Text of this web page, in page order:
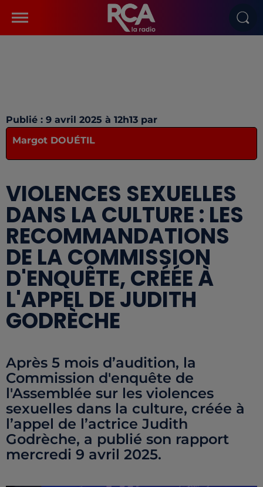
Publié : 9 avril 2025 à 12h13 par
Margot DOUÉTIL
VIOLENCES SEXUELLES
DANS LA CULTURE : LES
RECOMMANDATIONS
DE LA COMMISSION
D'ENQUÊTE, CRÉÉE À
L'APPEL DE JUDITH
GODRÈCHE
Après 5 mois d’audition, la
Commission d'enquête de
l'Assemblée sur les violences
sexuelles dans la culture, créée à
l’appel de l’actrice Judith
Godrèche, a publié son rapport
mercredi 9 avril 2025.